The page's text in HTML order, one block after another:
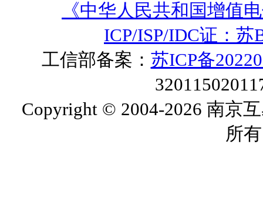
《中华人民共和国增值
ICP/ISP/IDC证：苏
工信部备案： 苏ICP备
Copyright © 2004-2026 南京
所有